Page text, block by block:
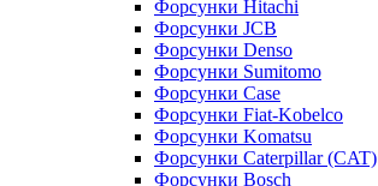
Форсунки Hitachi
Форсунки JCB
Форсунки Denso
Форсунки Sumitomo
Форсунки Case
Форсунки Fiat-Kobelco
Форсунки Komatsu
Форсунки Caterpillar (CAT)
Форсунки Bosch